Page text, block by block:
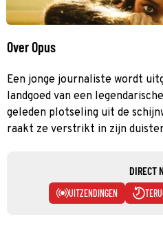
Over Opus
Een jonge journaliste wordt
landgoed van een
geleden plotseling uit de
raakt ze verstrikt in zijn
DIRECT
UITZENDINGEN